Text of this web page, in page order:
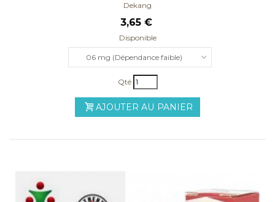
Dekang
3,65 €
Disponible
06 mg (Dépendance faible)
Qté
AJOUTER AU PANIER